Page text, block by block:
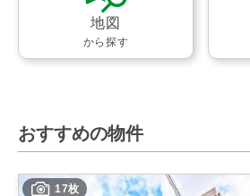
地図
から探す
おすすめの物件
17枚